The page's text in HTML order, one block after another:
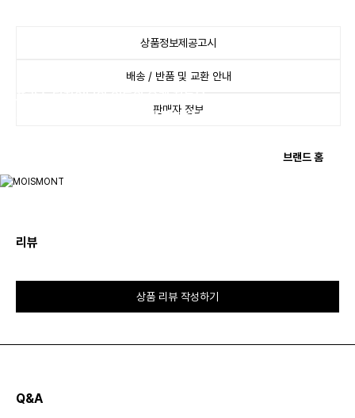
상품정보제공고시
배송 / 반품 및 교환 안내
판매자 정보
자랑하는 장인이 만나 탄생한 패브릭 브랜드.
브랜드 홈
리뷰
상품 리뷰 작성하기
Q&A